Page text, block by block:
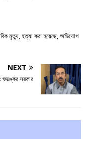
মৃত্যু, হত্যা করা হয়েছে, অভিযোগ
NEXT
: শুভঙ্কর সরকার